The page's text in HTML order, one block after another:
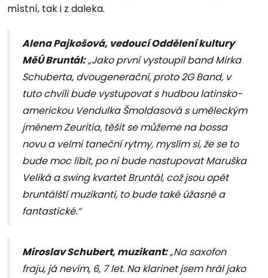
místní, tak i z daleka.
Alena Pajkošová, vedoucí Oddělení kultury
MěÚ Bruntál:„Jako první vystoupil band Mirka
Schuberta, dvougenerační, proto 2G Band, v
tuto chvíli bude vystupovat s hudbou latinsko-
americkou Vendulka Šmoldasová s uměleckým
jménem Zeuritia, těšit se můžeme na bossa
novu a velmi taneční rytmy, myslím si, že se to
bude moc líbit, po ní bude nastupovat Maruška
Veliká a swing kvartet Bruntál, což jsou opět
bruntálští muzikanti, to bude také úžasné a
fantastické.“
Miroslav Schubert, muzikant:„Na saxofon
fraju, já nevím, 6, 7 let. Na klarinet jsem hrál jako